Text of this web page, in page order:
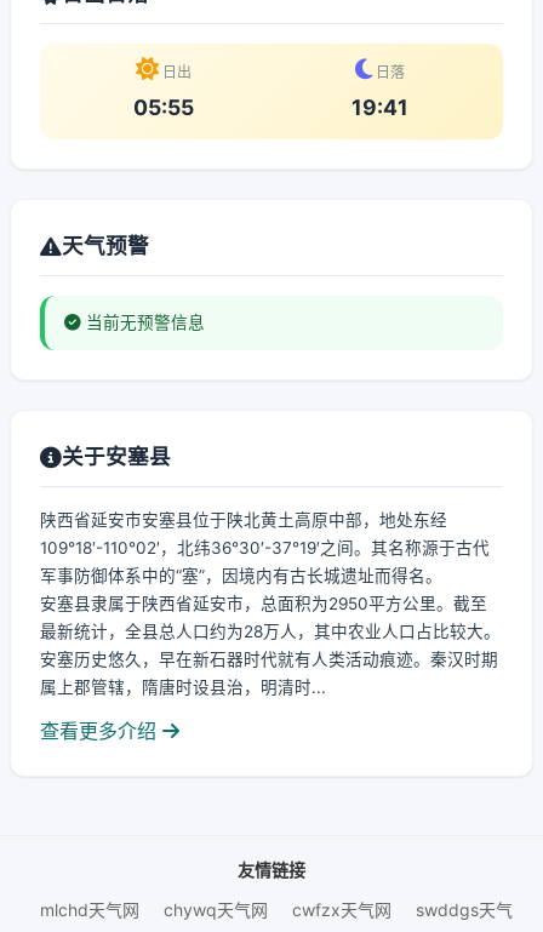
日出
05:55
日落
19:41
天气预警
当前无预警信息
关于安塞县
陕西省延安市安塞县位于陕北黄土高原中部，地处东经
109°18′-110°02′，北纬36°30′-37°19′之间。其名称源于古代
军事防御体系中的“塞”，因境内有古长城遗址而得名。
安塞县隶属于陕西省延安市，总面积为2950平方公里。截至
最新统计，全县总人口约为28万人，其中农业人口占比较大。
安塞历史悠久，早在新石器时代就有人类活动痕迹。秦汉时期
属上郡管辖，隋唐时设县治，明清时...
查看更多介绍
友情链接
mlchd天气网
chywq天气网 cwfzx天气网
swddgs天气